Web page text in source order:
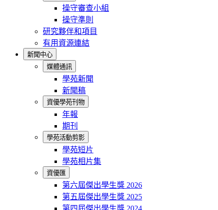
操守審查小組
操守準則
研究夥伴和項目
有用資源連結
新聞中心
媒體通訊
學苑新聞
新聞稿
資優學苑刊物
年報
期刊
學苑活動剪影
學苑短片
學苑相片集
資優匯
第六屆傑出學生獎 2026
第五屆傑出學生獎 2025
第四屆傑出學生獎 2024